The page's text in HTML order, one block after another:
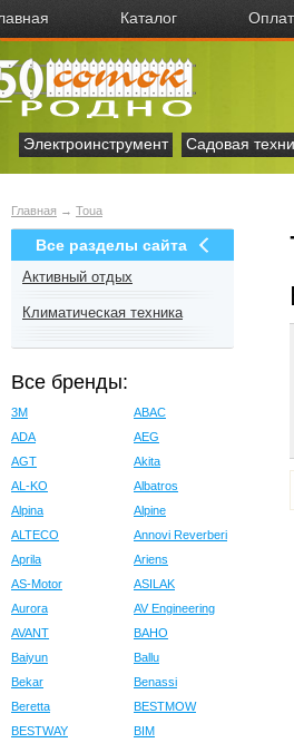
Каталог
Электроинструмент Садовая
Главная → Toua
Все разделы сайта
Активный отдых
Климатическая техника
Все бренды:
3M
ABAC
ADA
AEG
AGT
Akita
AL-KO
Albatros
Alpina
Alpine
ALTECO
Annovi Reverberi
Aprila
Ariens
AS-Motor
ASILAK
Aurora
AV Engineering
AVANT
BAHO
Baiyun
Ballu
Bekar
Benassi
Beretta
BESTMOW
BESTWAY
BIM